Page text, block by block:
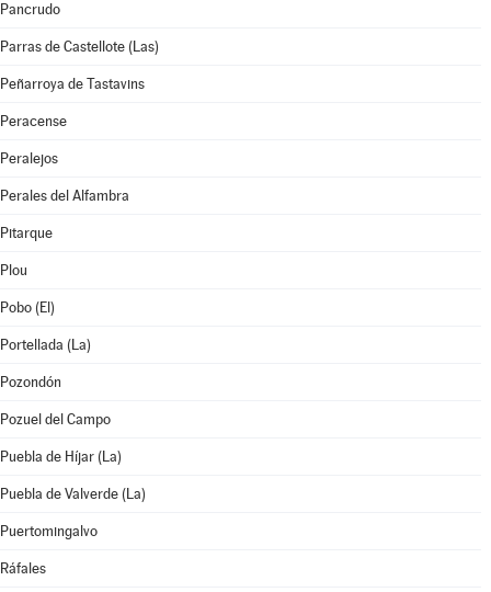
Pancrudo
Parras de Castellote (Las)
Peñarroya de Tastavins
Peracense
Peralejos
Perales del Alfambra
Pitarque
Plou
Pobo (El)
Portellada (La)
Pozondón
Pozuel del Campo
Puebla de Híjar (La)
Puebla de Valverde (La)
Puertomingalvo
Ráfales